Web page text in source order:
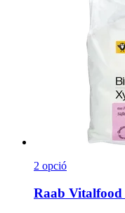
2 opció
Raab Vitalfood